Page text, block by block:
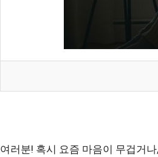
여러분! 혹시 요즘 마음이 무겁거